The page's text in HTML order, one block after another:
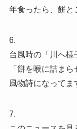
年食ったら、餅と
6.
台風時の「川へ様
「餅を喉に詰ま
風物詩になってま
7.